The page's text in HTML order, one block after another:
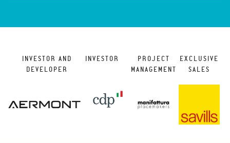
INVESTOR AND
DEVELOPER
INVESTOR
PROJECT
MANAGEMENT
EXCLUSIVE
SALES